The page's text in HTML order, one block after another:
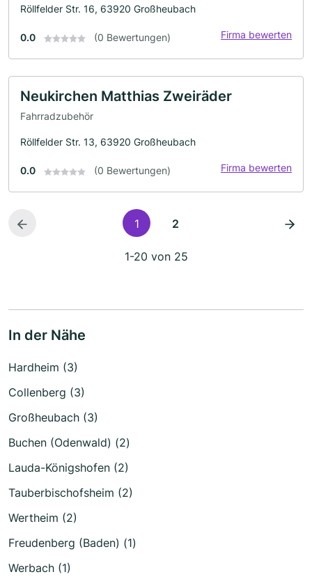
Röllfelder Str. 16, 63920 Großheubach
0.0 (0 Bewertungen) Firma bewerten
Neukirchen Matthias Zweiräder
Fahrradzubehör
Röllfelder Str. 13, 63920 Großheubach
0.0 (0 Bewertungen) Firma bewerten
1 2
1-20 von 25
In der Nähe
Hardheim (3)
Collenberg (3)
Großheubach (3)
Buchen (Odenwald) (2)
Lauda-Königshofen (2)
Tauberbischofsheim (2)
Wertheim (2)
Freudenberg (Baden) (1)
Werbach (1)